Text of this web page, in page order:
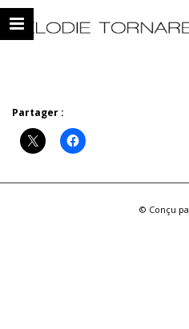
Partager :
© Conçu